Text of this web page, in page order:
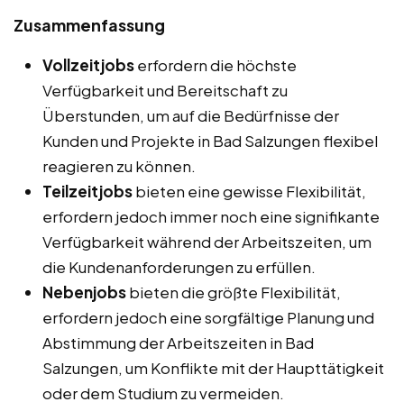
Zusammenfassung
Vollzeitjobserfordern die höchste
Verfügbarkeit und Bereitschaft zu
Überstunden, um auf die Bedürfnisse der
Kunden und Projekte in Bad Salzungen flexibel
reagieren zu können.
Teilzeitjobsbieten eine gewisse Flexibilität,
erfordern jedoch immer noch eine signifikante
Verfügbarkeit während der Arbeitszeiten, um
die Kundenanforderungen zu erfüllen.
Nebenjobsbieten die größte Flexibilität,
erfordern jedoch eine sorgfältige Planung und
Abstimmung der Arbeitszeiten in Bad
Salzungen, um Konflikte mit der Haupttätigkeit
oder dem Studium zu vermeiden.